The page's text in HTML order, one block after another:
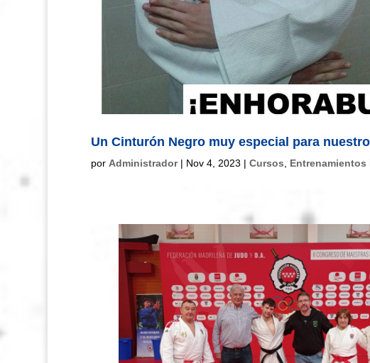
Un Cinturón Negro muy especial para
por Administrador| Nov 4, 2023 | Cursos, Entrenamientos